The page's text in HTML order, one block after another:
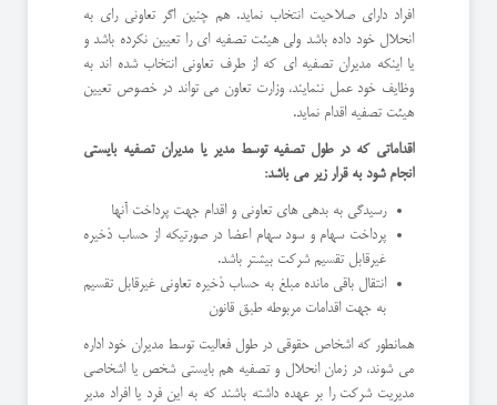
افراد دارای صلاحیت انتخاب نماید. هم چنین اگر تعاونی رای به
انحلال خود داده باشد ولی هیئت تصفیه ای را تعیین نکرده باشد و
یا اینکه مدیران تصفیه ای که از طرف تعاونی انتخاب شده اند به
وظایف خود عمل ننمایند، وزارت تعاون می تواند در خصوص تعیین
هیئت تصفیه اقدام نماید.
اقداماتی که در طول تصفیه توسط مدیر یا مدیران تصفیه بایستی
انجام شود به قرار زیر می باشد:
رسیدگی به بدهی های تعاونی و اقدام جهت پرداخت آنها
پرداخت سهام و سود سهام اعضا در صورتیکه از حساب ذخیره
غیرقابل تقسیم شرکت بیشتر باشد.
انتقال باقی مانده مبلغ به حساب ذخیره تعاونی غیرقابل تقسیم
به جهت اقدامات مربوطه طبق قانون
همانطور که اشخاص حقوقی در طول فعالیت توسط مدیران خود اداره
می شوند، در زمان انحلال و تصفیه هم بایستی شخص یا اشخاصی
مدیریت شرکت را بر عهده داشته باشند که به این فرد یا افراد مدیر